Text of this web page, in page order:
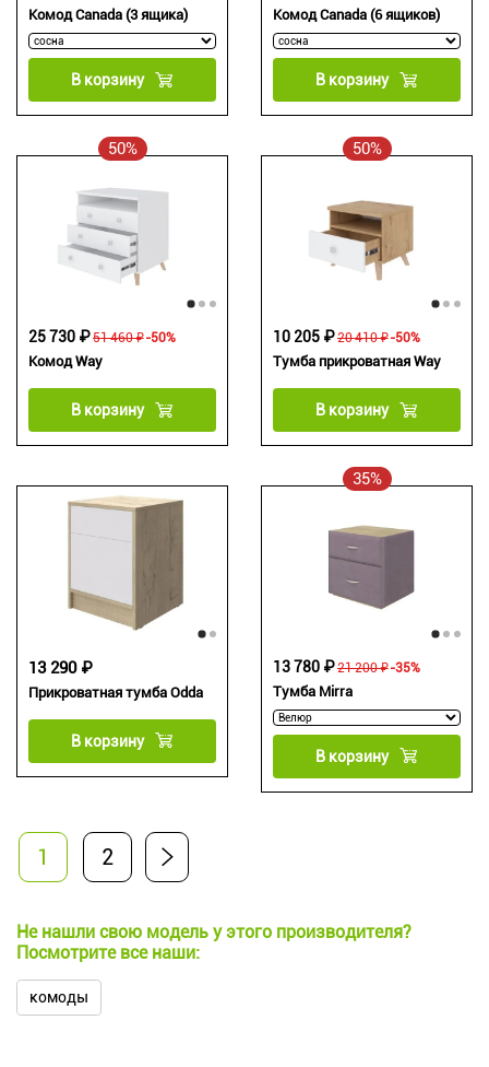
Комод Canada (3 ящика)
В корзину
Комод Canada (6 ящиков)
В корзину
50%
Комод Way
51 460 ₽
25 730 ₽ -50%
В корзину
50%
Тумба прикроватная Way
20 410 ₽
10 205 ₽ -50%
В корзину
Прикроватная тумба Odda
13 290 ₽
В корзину
35%
Тумба Mirra
21 200 ₽
13 780 ₽ -35%
В корзину
1 2
Не нашли свою модель у этого производителя?
Посмотрите все наши:
комоды